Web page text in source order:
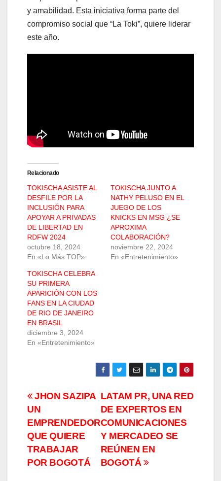
y amabilidad. Esta iniciativa forma parte del
compromiso social que “La Toki”, quiere liderar
este año.
Relacionado
TOKISCHA ASISTE AL
DESFILE POR LA
INCLUSIÓN PARA
APOYAR A PRIVADAS
DE LIBERTAD EN
RDFW 2024
octubre 18, 2024
En «Lo Más TOP»
TOKISCHA JUNTO A
NATHY PELUSO EN EL
JUEGO DE LOS
KNICKS EN MSG ¿SE
APROXIMA
COLABORACIÓN?
noviembre 22, 2024
En «Entretenimiento»
TOKISCHA CELEBRA
SU PRIMERA
APARICIÓN CON LOS
FANS EN LA CIUDAD
DE RIO DE JANEIRO
EN BRASIL
diciembre 3, 2024
En «Entretenimiento»
Navegación
de
entradas
LATAM PR, UNA RED
DE EXPERTOS EN
COMUNICACIONES
Y MERCADEO SE
REÚNEN EN
BOGOTÁ
JHON SAZIPA
UN
EMPRENDEDOR
QUE QUIERE
TRABAJAR
POR BOGOTÁ